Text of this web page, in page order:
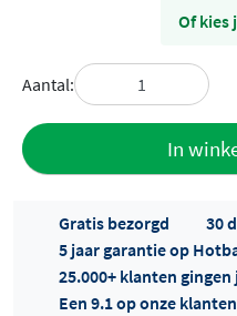
Of kies
Aantal:
In
Gratis bezorgd
30
5 jaar garantie op
25.000+ klanten gingen
Een 9.1 op onze